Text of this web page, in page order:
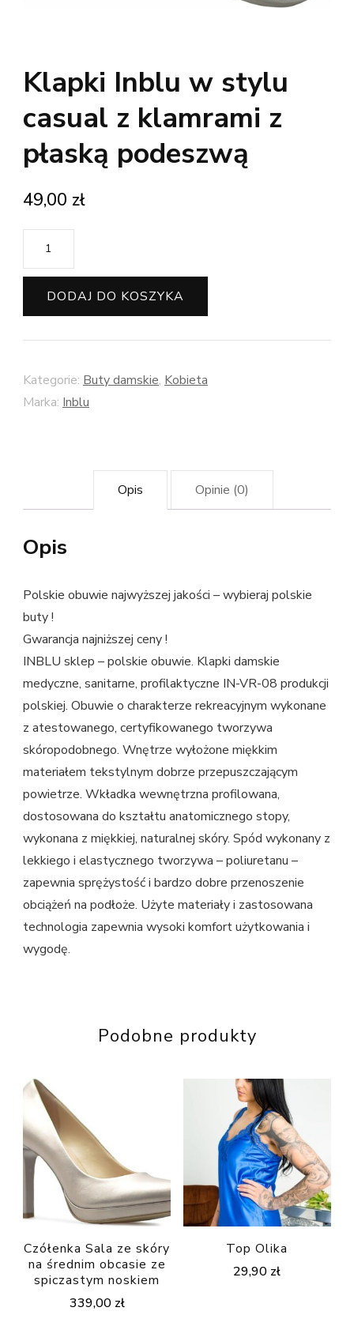
Klapki Inblu w stylu
casual z klamrami z
płaską podeszwą
49,00 zł
ilość
Klapki
Inblu
w
stylu
z
klamrami
DODAJ DO KOSZYKA
Kategorie: Buty damskie, Kobieta
Marka: Inblu
Opis Opinie (0)
Opis
Polskie obuwie najwyższej jakości – wybieraj polskie
buty !
Gwarancja najniższej ceny !
INBLU sklep – polskie obuwie. Klapki damskie
medyczne, sanitarne, profilaktyczne IN-VR-08 produkcji
polskiej. Obuwie o charakterze rekreacyjnym wykonane
z atestowanego, certyfikowanego tworzywa
skóropodobnego. Wnętrze wyłożone miękkim
materiałem tekstylnym dobrze przepuszczającym
powietrze. Wkładka wewnętrzna profilowana,
dostosowana do kształtu anatomicznego stopy,
wykonana z miękkiej, naturalnej skóry. Spód wykonany z
lekkiego i elastycznego tworzywa – poliuretanu –
zapewnia sprężystość i bardzo dobre przenoszenie
obciążeń na podłoże. Użyte materiały i zastosowana
technologia zapewnia wysoki komfort użytkowania i
wygodę.
Podobne produkty
Czółenka Sala ze skóry
na średnim obcasie ze
spiczastym noskiem
339,00 zł
Top Olika
29,90 zł